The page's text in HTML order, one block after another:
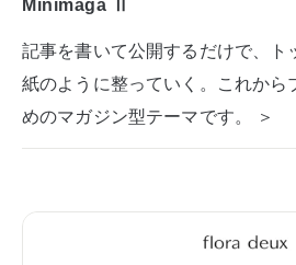
Minimaga Ⅱ
記事を書いて公開するだけで、ト
紙のように整っていく。これから
めのマガジン型テーマです。 ＞